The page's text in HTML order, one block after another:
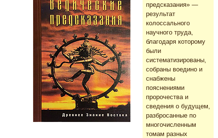
предсказания» —
результат
колоссального
научного труда,
благодаря которому
были
систематизированы,
собраны воедино и
снабжены
пояснениями
пророчества и
сведения о будущем,
разбросанные по
многочисленным
томам разных